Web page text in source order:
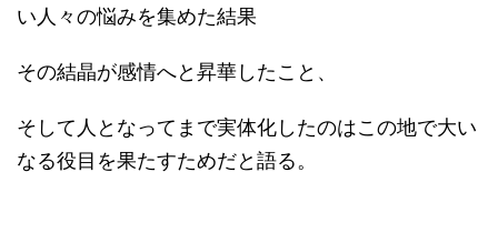
い人々の悩みを集めた結果
その結晶が感情へと昇華したこと、
そして人となってまで実体化したのはこの地で大い
なる役目を果たすためだと語る。